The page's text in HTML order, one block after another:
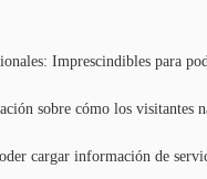
Imprescindibles para
sobre cómo los visitantes
cargar información de